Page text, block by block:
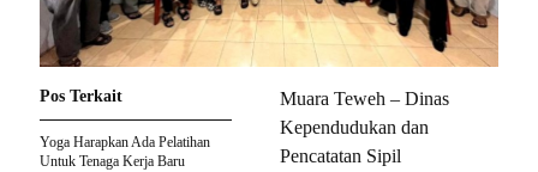
Muara Teweh – Dinas
Kependudukan dan
Pencatatan Sipil
Pos Terkait
Yoga Harapkan Ada Pelatihan
Untuk Tenaga Kerja Baru